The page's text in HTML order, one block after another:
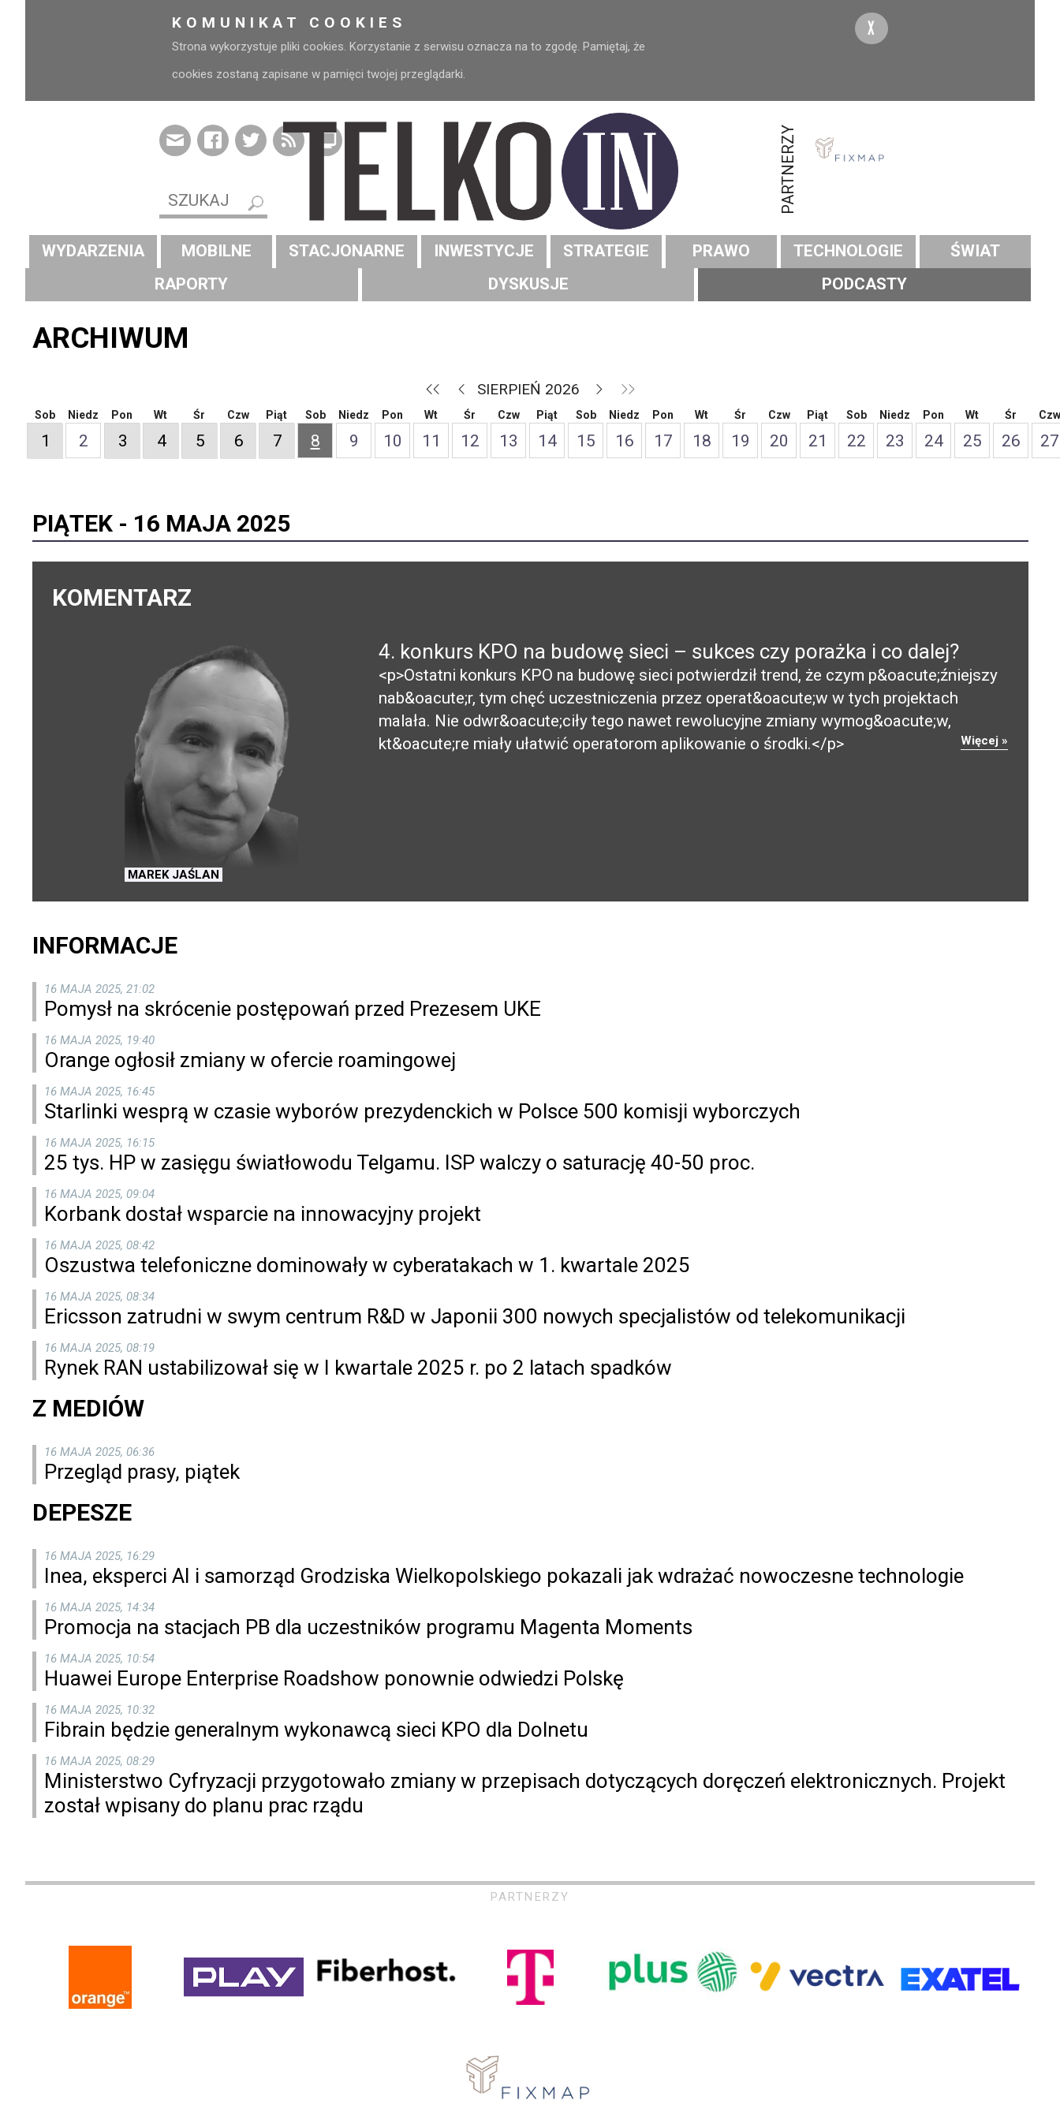
KOMUNIKAT COOKIES
Strona wykorzystuje pliki cookies. Korzystanie z serwisu oznacza na to zgodę. Pamiętaj, że
cookies zostaną zapisane w pamięci twojej przeglądarki.
X
PARTNERZY
WYDARZENIA MOBILNE STACJONARNE INWESTYCJE STRATEGIE PRAWO TECHNOLOGIE
ŚWIAT
RAPORTY
DYSKUSJE PODCASTY
ARCHIWUM
SIERPIEŃ 2026
Sob
1
Niedz
2
Pon
3
Wt
4
Śr
5
Czw
6
Piąt
7
Sob
8
Niedz
9
Pon
10
Wt
11
Śr
12
Czw
13
Piąt
14
Sob
15
Niedz
16
Pon
17
Wt
18
Śr
19
Czw
20
Piąt
21
Sob
22
Niedz
23
Pon
24
Wt
25
Śr
26
Czw
27
PIĄTEK - 16 MAJA 2025
KOMENTARZ
MAREK JAŚLAN
4. konkurs KPO na budowę sieci – sukces czy porażka i co dalej?
<p>Ostatni konkurs KPO na budowę sieci potwierdził trend, że czym p&oacute;źniejszy
nab&oacute;r, tym chęć uczestniczenia przez operat&oacute;w w tych projektach
malała. Nie odwr&oacute;ciły tego nawet rewolucyjne zmiany wymog&oacute;w,
kt&oacute;re miały ułatwić operatorom aplikowanie o środki.</p>
Więcej »
INFORMACJE
16 MAJA 2025, 21:02
Pomysł na skrócenie postępowań przed Prezesem UKE
16 MAJA 2025, 19:40
Orange ogłosił zmiany w ofercie roamingowej
16 MAJA 2025, 16:45
Starlinki wesprą w czasie wyborów prezydenckich w Polsce 500 komisji wyborczych
16 MAJA 2025, 16:15
25 tys. HP w zasięgu światłowodu Telgamu. ISP walczy o saturację 40-50 proc.
16 MAJA 2025, 09:04
Korbank dostał wsparcie na innowacyjny projekt
16 MAJA 2025, 08:42
Oszustwa telefoniczne dominowały w cyberatakach w 1. kwartale 2025
16 MAJA 2025, 08:34
Ericsson zatrudni w swym centrum R&D w Japonii 300 nowych specjalistów od telekomunikacji
16 MAJA 2025, 08:19
Rynek RAN ustabilizował się w I kwartale 2025 r. po 2 latach spadków
Z MEDIÓW
16 MAJA 2025, 06:36
Przegląd prasy, piątek
DEPESZE
16 MAJA 2025, 16:29
Inea, eksperci AI i samorząd Grodziska Wielkopolskiego pokazali jak wdrażać nowoczesne technologie
16 MAJA 2025, 14:34
Promocja na stacjach PB dla uczestników programu Magenta Moments
16 MAJA 2025, 10:54
Huawei Europe Enterprise Roadshow ponownie odwiedzi Polskę
16 MAJA 2025, 10:32
Fibrain będzie generalnym wykonawcą sieci KPO dla Dolnetu
16 MAJA 2025, 08:29
Ministerstwo Cyfryzacji przygotowało zmiany w przepisach dotyczących doręczeń elektronicznych. Projekt
został wpisany do planu prac rządu
PARTNERZY